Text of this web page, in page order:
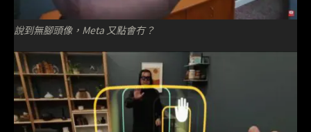
說到無腳頭像，Meta 又點會冇？